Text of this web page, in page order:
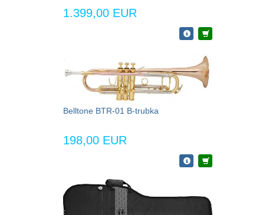
1.399,00 EUR
Belltone BTR-01 B-trubka
198,00 EUR